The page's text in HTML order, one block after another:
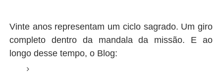
Vinte anos representam um ciclo sagrado. Um giro
completo dentro da mandala da missão. E ao
longo desse tempo, o Blog: